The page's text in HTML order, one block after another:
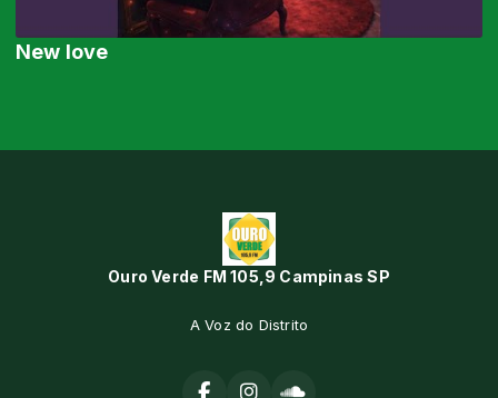
New love
Ouro Verde FM 105,9 Campinas SP
A Voz do Distrito